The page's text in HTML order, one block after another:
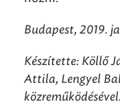
Budapest, 2019.
Készítette: Köllő
Attila, Lengyel
közreműködésével.